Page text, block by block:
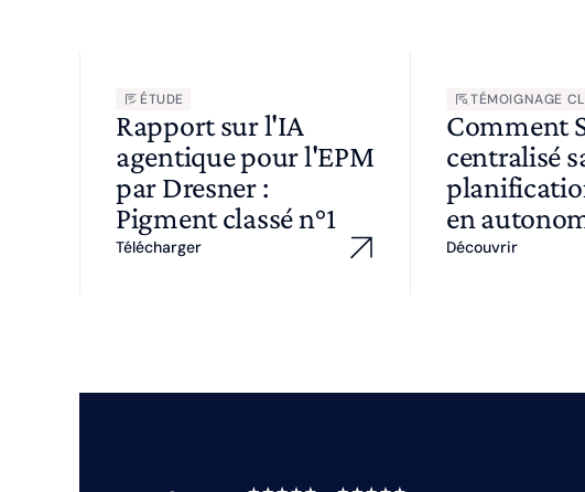
ÉTUDE
Rapport sur l'IA
agentique pour l'EPM
par Dresner :
Pigment classé n°1
Télécharger
TÉMOIGNAGE
Comment
centralisé
en
Découvrir